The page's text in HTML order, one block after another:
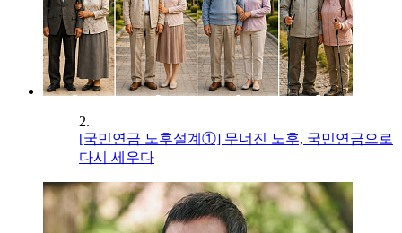
2.
[국민연금 노후설계①] 무너진 노후, 국민연금으로
다시 세우다